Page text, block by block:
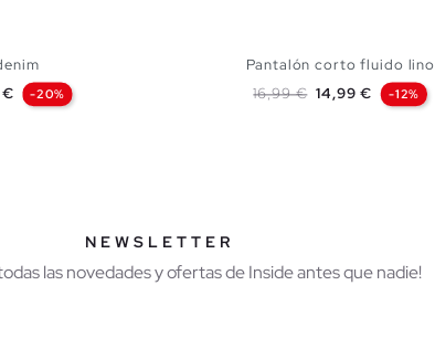
€ -20%
Pantalón corto fluido lino
Precio base
16,99 € Precio
14,99 € -12%
NEWSLETTER
las novedades y ofertas de Inside antes que nadie!